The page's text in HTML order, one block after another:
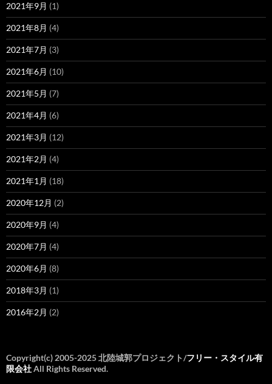
2021年9月 (1)
2021年8月 (4)
2021年7月 (3)
2021年6月 (10)
2021年5月 (7)
2021年4月 (6)
2021年3月 (12)
2021年2月 (4)
2021年1月 (18)
2020年12月 (2)
2020年9月 (4)
2020年7月 (4)
2020年6月 (8)
2018年3月 (1)
2016年2月 (2)
Copyright(c) 2005-2025 北陸城郭プロジェクト/フリー・スタイル有
限会社All Rights Reserved.